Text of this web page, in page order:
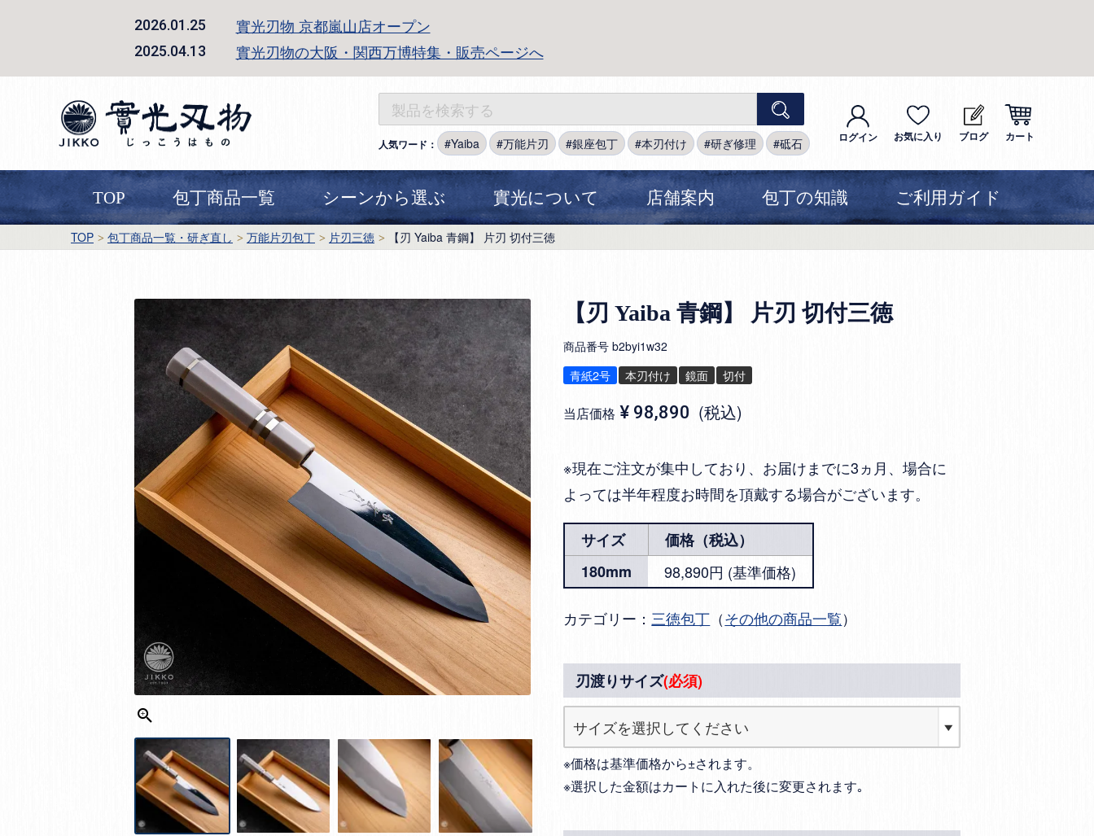
2026.01.25 實光刃物 京都嵐山店オープン
2025.04.13 實光刃物の大阪・関西万博特集・販売ページへ
人気ワード： Yaiba 万能片刃 銀座包丁 本刃付け 研ぎ修理 砥石 ログイン お気に入り ブログ カート
TOP 包丁商品一覧 シーンから選ぶ 實光について 店舗案内 包丁の知識 ご利用ガイド
TOP 包丁商品一覧・研ぎ直し 万能片刃包丁 片刃三徳 【刃 Yaiba 青鋼】 片刃 切付三徳
【刃 Yaiba 青鋼】 片刃 切付三徳
商品番号 b2byi1w32
青紙2号 本刃付け 鏡面 切付
当店価格 ¥ 98,890 税込
※現在ご注文が集中しており、お届けまでに3ヵ月、場合に
よっては半年程度お時間を頂戴する場合がございます。
サイズ
価格（税込）
180mm
98,890円 (基準価格)
カテゴリー： 三徳包丁 （その他の商品一覧）
刃渡りサイズ(必須)
※価格は基準価格から±されます。
※選択した金額はカートに入れた後に変更されます｡